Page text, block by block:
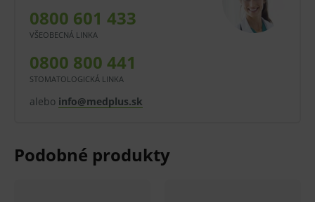
V prípade porušenia zapečateného obalu tohto
tovaru nie je z dôvodu ochrany zdravia alebo
hygienických dôvodov možné odstúpiť od kúpnej
zmluvy v lehote 14 dní.
0800 601 433
VŠEOBECNÁ LINKA
0800 800 441
STOMATOLOGICKÁ LINKA
alebo info@medplus.sk